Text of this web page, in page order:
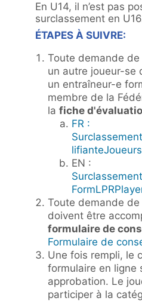
En U14, il n’est pas
surclassement en
ÉTAPES À SUIVRE:
Toute demande
un autre joueur-se
un entraîneur-e
membre de la
la fiche
FR :
EN :
Toute demande
doivent être
formulaire de
Formulaire de
Une fois rempli, le
formulaire en ligne
approbation. Le
participer à la